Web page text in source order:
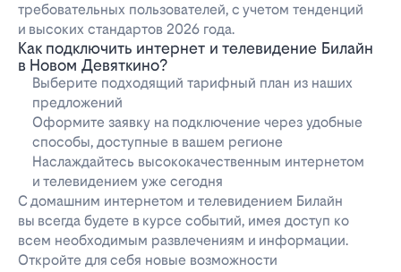
требовательных пользователей, с учетом тенденций
и высоких стандартов 2026 года.
Как подключить интернет и телевидение Билайн
в Новом Девяткино?
Выберите подходящий тарифный план из наших
предложений
Оформите заявку на подключение через удобные
способы, доступные в вашем регионе
Наслаждайтесь высококачественным интернетом
и телевидением уже сегодня
С домашним интернетом и телевидением Билайн
вы всегда будете в курсе событий, имея доступ ко
всем необходимым развлечениям и информации.
Откройте для себя новые возможности